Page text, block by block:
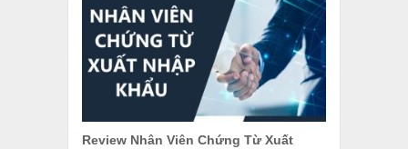
Review Nhân Viên Chứng Từ Xuất